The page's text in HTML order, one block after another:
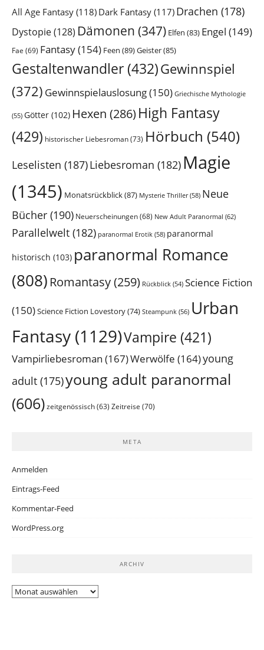
All Age Fantasy (118) Dark Fantasy (117) Drachen (178)
Dystopie(128) Dämonen (347) Elfen (83) Engel (149)
Fae (69) Fantasy(154) Feen (89)Geister(85)
Gestaltenwandler (432)Gewinnspiel
(372) Gewinnspielauslosung(150) Griechische Mythologie
(55) Götter (102) Hexen (286) High Fantasy
(429) historischer Liebesroman(73) Hörbuch (540)
Leselisten (187)Liebesroman (182) Magie
(1345) Monatsrückblick(87) Mysterie Thriller(58) Neue
Bücher (190) Neuerscheinungen(68) New Adult Paranormal (62)
Parallelwelt (182) paranormal Erotik (58) paranormal
historisch (103) paranormal Romance
(808) Romantasy(259) Rückblick (54) Science Fiction
(150)Science Fiction Lovestory(74) Steampunk (56) Urban
Fantasy (1129)Vampire (421)
Vampirliebesroman (167)Werwölfe (164)young
adult (175)young adult paranormal
(606) zeitgenössisch (63) Zeitreise (70)
META
Anmelden
Eintrags-Feed
Kommentar-Feed
WordPress.org
ARCHIV
Archiv